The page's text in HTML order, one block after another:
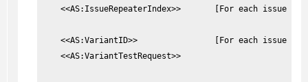
<<AS:IssueRepeaterIndex>>       [For each issue
<<AS:VariantID>>                [For each issue
    <<AS:VariantTestRequest>>